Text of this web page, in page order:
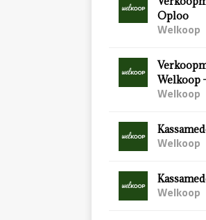
Oploo
Welkoop
Welkoop
Welkoop
Welkoop
Welkoop